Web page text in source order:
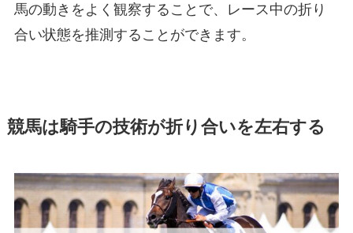
馬の動きをよく観察することで、レース中の折り
合い状態を推測することができます。
競馬は騎手の技術が折り合いを左右する